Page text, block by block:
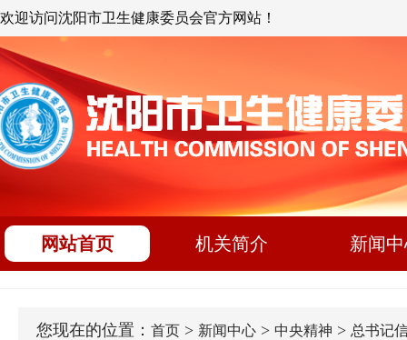
欢迎访问沈阳市卫生健康委员会官方网站！
网站首页 机关简介 新闻
您现在的位置： 首页 > 新闻中心 > 中央精神 > 总书记